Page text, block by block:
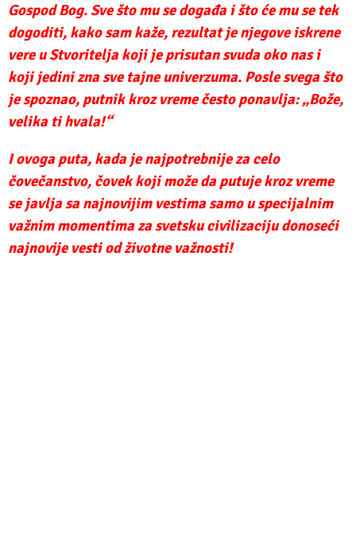
Gospod Bog. Sve što mu se događa i što će mu se tek
dogoditi, kako sam kaže, rezultat je njegove iskrene
vere u Stvoritelja koji je prisutan svuda oko nas i
koji jedini zna sve tajne univerzuma. Posle svega što
je spoznao, putnik kroz vreme često ponavlja: „Bože,
velika ti hvala!“
I ovoga puta, kada je najpotrebnije za celo
čovečanstvo, čovek koji može da putuje kroz vreme
se javlja sa najnovijim vestima samo u specijalnim
važnim momentima za svetsku civilizaciju donoseći
najnovije vesti od životne važnosti!